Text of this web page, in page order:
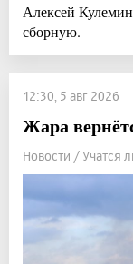
Алексей
сборную.
12:30, 5 авг 2026
Жара
Новости / Учатся